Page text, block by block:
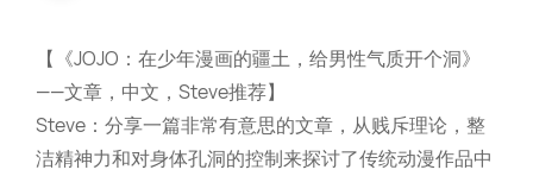
【《JOJO：在少年漫画的疆土，给男性气质开个洞》
——文章，中文，Steve推荐】
Steve：分享一篇非常有意思的文章，从贱斥理论，整
洁精神力和对身体孔洞的控制来探讨了传统动漫作品中